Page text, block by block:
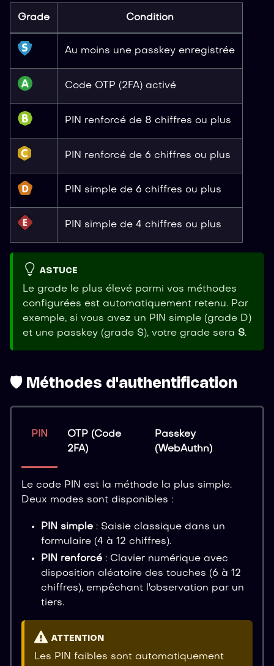
Grade Condition
Au moins une passkey enregistrée
Code OTP (2FA) activé
PIN renforcé de 8 chiffres ou plus
PIN renforcé de 6 chiffres ou plus
PIN simple de 6 chiffres ou plus
PIN simple de 4 chiffres ou plus
ASTUCE
Le grade le plus élevé parmi vos méthodes
configurées est automatiquement retenu. Par
exemple, si vous avez un PIN simple (grade D)
et une passkey (grade S), votre grade sera S.
🛡️ Méthodes d'authentification
PIN
OTP (Code
2FA)
Passkey
(WebAuthn)
Le code PIN est la méthode la plus simple.
Deux modes sont disponibles :
PIN simple : Saisie classique dans un
formulaire (4 à 12 chiffres).
PIN renforcé : Clavier numérique avec
disposition aléatoire des touches (6 à 12
chiffres), empêchant l'observation par un
tiers.
ATTENTION
Les PIN faibles sont automatiquement